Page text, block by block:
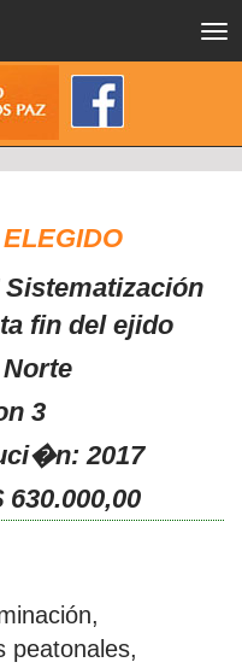
Sistematización
fin del ejido
3
2017
peatonales,